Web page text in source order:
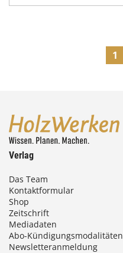
1
Verlag
Das Team
Kontaktformular
Shop
Zeitschrift
Mediadaten
Abo-Kündigungsmodalitäten
Newsletteranmeldung